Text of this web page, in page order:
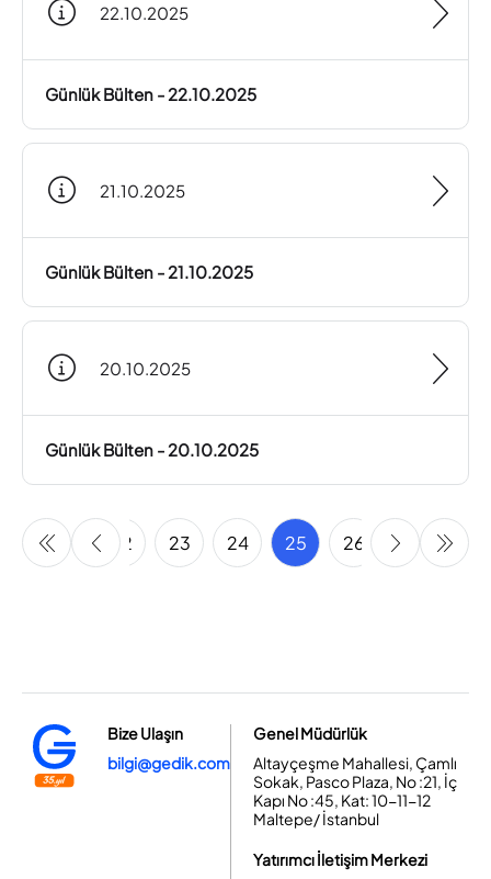
22.10.2025
Günlük Bülten - 22.10.2025
21.10.2025
Günlük Bülten - 21.10.2025
20.10.2025
Günlük Bülten - 20.10.2025
21 22 23 24 25 26 27 28
Bize Ulaşın
bilgi@gedik.com
Genel Müdürlük
Altayçeşme Mahallesi, Çamlı
Sokak, Pasco Plaza, No :21, İç
Kapı No :45, Kat: 10-11-12
Maltepe/ İstanbul
Yatırımcı İletişim Merkezi